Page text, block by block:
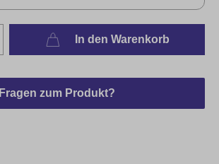
In den Warenkorb
Fragen zum Produkt?